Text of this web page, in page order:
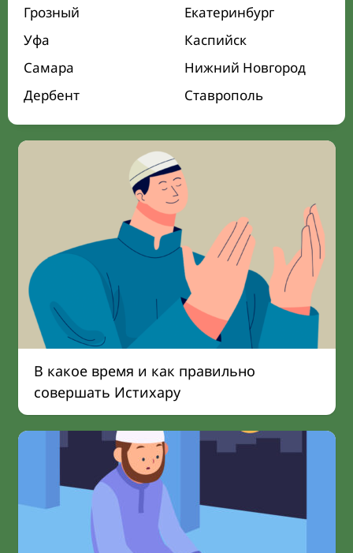
Грозный
Екатеринбург
Уфа
Каспийск
Самара
Нижний Новгород
Дербент
Ставрополь
В какое время и как правильно
совершать Истихару